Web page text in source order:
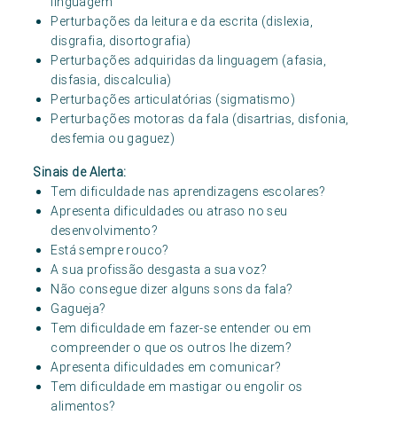
Perturbações da leitura e da escrita (dislexia,
disgrafia, disortografia)
Perturbações adquiridas da linguagem (afasia,
disfasia, discalculia)
Perturbações articulatórias (sigmatismo)
Perturbações motoras da fala (disartrias, disfonia,
desfemia ou gaguez)
Sinais de Alerta:
Tem dificuldade nas aprendizagens escolares?
Apresenta dificuldades ou atraso no seu
desenvolvimento?
Está sempre rouco?
A sua profissão desgasta a sua voz?
Não consegue dizer alguns sons da fala?
Gagueja?
Tem dificuldade em fazer-se entender ou em
compreender o que os outros lhe dizem?
Apresenta dificuldades em comunicar?
Tem dificuldade em mastigar ou engolir os
alimentos?